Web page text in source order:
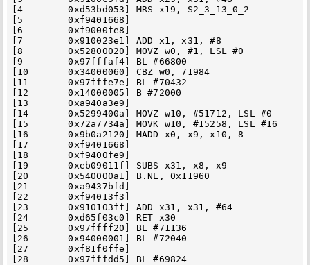
[4        0xd53bd053] MRS x19, S2_3_13_0_2
[5        0xf9401668]
[6        0xf9000fe8]
[7        0x910023e1] ADD x1, x31, #8
[8        0x52800020] MOVZ w0, #1, LSL #0
[9        0x97fffaf4] BL #66800
[10       0x34000060] CBZ w0, 71984
[11       0x97fffe7e] BL #70432
[12       0x14000005] B #72000
[13       0xa940a3e9]
[14       0x5299400a] MOVZ w10, #51712, LSL #0
[15       0x72a7734a] MOVK w10, #15258, LSL #16
[16       0x9b0a2120] MADD x0, x9, x10, 8
[17       0xf9401668]
[18       0xf9400fe9]
[19       0xeb09011f] SUBS x31, x8, x9
[20       0x540000a1] B.NE, 0x11960
[21       0xa9437bfd]
[22       0xf94013f3]
[23       0x910103ff] ADD x31, x31, #64
[24       0xd65f03c0] RET x30
[25       0x97ffff20] BL #71136
[26       0x94000001] BL #72040
[27       0xf81f0ffe]
[28       0x97fffdd5] BL #69824